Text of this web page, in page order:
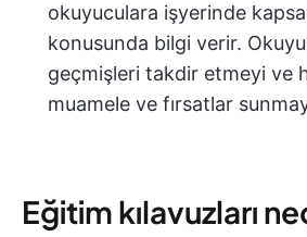
okuyuculara işyerinde
konusunda bilgi verir.
geçmişleri takdir etmeyi ve
muamele ve fırsatlar
Eğitim kılavuzları